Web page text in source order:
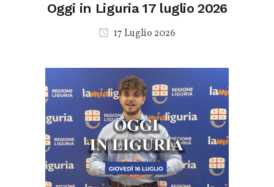
Oggi in Liguria 17 luglio 2026
17 Luglio 2026